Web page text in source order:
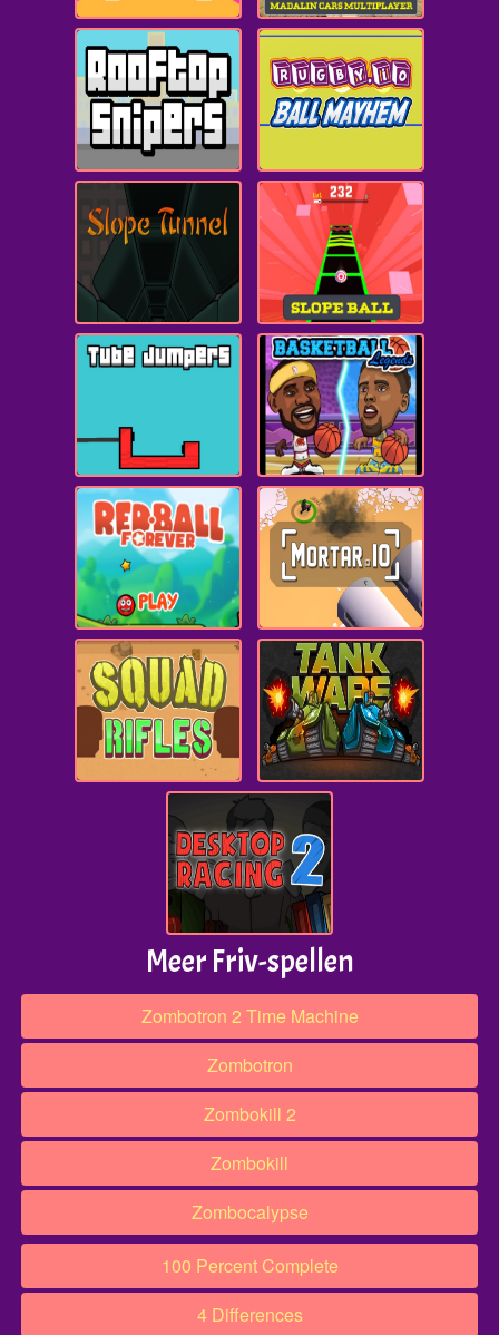
Meer Friv-spellen
Zombotron 2 Time Machine
Zombotron
Zombokill 2
Zombokill
Zombocalypse
100 Percent Complete
4 Differences